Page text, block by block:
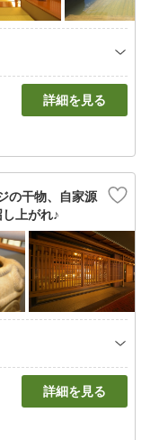
詳細を見る
の干物、自家源
上がれ♪
詳細を見る